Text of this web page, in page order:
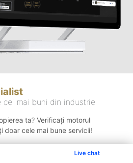
Live chat
cei mai buni din industrie
ta? Verificați motorul
doar cele mai bune servicii!